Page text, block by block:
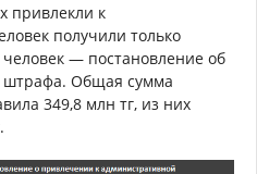
привлекли к
получили только
— постановление об
штрафа. Общая сумма
349,8 млн тг, из них